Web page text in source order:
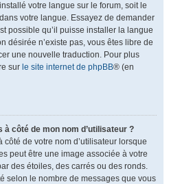
votre langue sur le forum, soit le
votre langue. Essayez de demander
possible qu’il puisse installer la langue
désirée n’existe pas, vous êtes libre de
une nouvelle traduction. Pour plus
sur le site internet de phpBB® (en
côté de mon nom d’utilisateur ?
de votre nom d’utilisateur lorsque
peut être une image associée à votre
des étoiles, des carrés ou des ronds.
selon le nombre de messages que vous